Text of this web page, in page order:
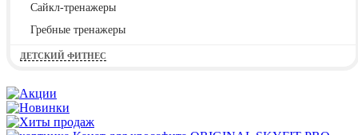
Сайкл-тренажеры
Гребные тренажеры
ДЕТСКИЙ ФИТНЕС